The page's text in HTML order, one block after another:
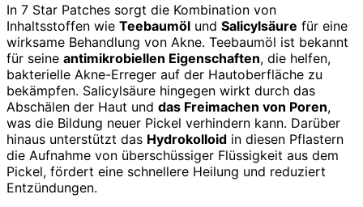
In 7 Star Patches sorgt die Kombination von
Inhaltsstoffen wie Teebaumöl und Salicylsäure für eine
wirksame Behandlung von Akne. Teebaumöl ist bekannt
für seine antimikrobiellen Eigenschaften, die helfen,
bakterielle Akne-Erreger auf der Hautoberfläche zu
bekämpfen. Salicylsäure hingegen wirkt durch das
Abschälen der Haut und das Freimachen von Poren,
was die Bildung neuer Pickel verhindern kann. Darüber
hinaus unterstützt das Hydrokolloid in diesen Pflastern
die Aufnahme von überschüssiger Flüssigkeit aus dem
Pickel, fördert eine schnellere Heilung und reduziert
Entzündungen.